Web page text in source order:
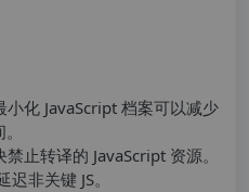
化 JavaScript 档案可以减少
止转译的 JavaScript 资源。
非关键 JS。